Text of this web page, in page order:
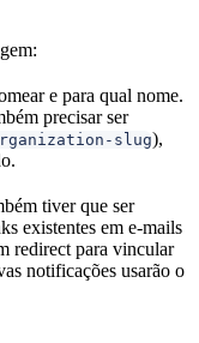
e para qual nome.
precisar ser
slug),
tiver que ser
existentes em e-mails
redirect para vincular
notificações usarão o